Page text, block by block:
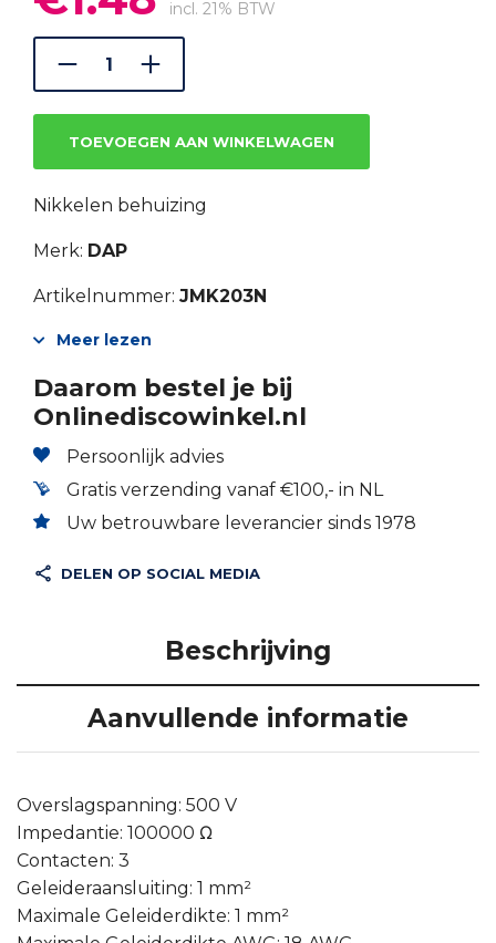
prijs
was:
€2.12.
prijs
is:
€1.48.
incl. 21% BTW
TOEVOEGEN AAN WINKELWAGEN
Nikkelen behuizing
Merk: DAP
Artikelnummer: JMK203N
Meer lezen
Daarom bestel je bij
Onlinediscowinkel.nl
Persoonlijk advies
Gratis verzending vanaf €100,- in NL
Uw betrouwbare leverancier sinds 1978
DELEN OP SOCIAL MEDIA
Beschrijving
Aanvullende informatie
Overslagspanning: 500 V
Impedantie: 100000 Ω
Contacten: 3
Geleideraansluiting: 1 mm²
Maximale Geleiderdikte: 1 mm²